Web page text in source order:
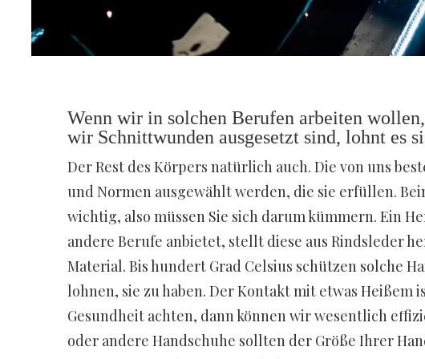
Wenn wir in solchen Berufen arbeiten
wir Schnittwunden ausgesetzt sind, lohnt es
Der Rest des Körpers natürlich auch. Die von uns
und Normen ausgewählt werden, die sie erfüllen.
wichtig, also müssen Sie sich darum kümmern. Ein
andere Berufe anbietet, stellt diese aus Rindsleder
Material. Bis hundert Grad Celsius schützen solche
lohnen, sie zu haben. Der Kontakt mit etwas Heißem
Gesundheit achten, dann können wir wesentlich
oder andere Handschuhe sollten der Größe Ihrer